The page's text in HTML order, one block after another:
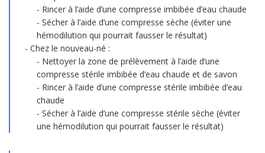
Rincer à l’aide d’une compresse imbibée d’eau chaude
Sécher à l’aide d’une compresse sèche (éviter une
hémodilution qui pourrait fausser le résultat)
Chez le nouveau-né :
Nettoyer la zone de prélèvement à l’aide d’une
compresse stérile imbibée d’eau chaude et de savon
Rincer à l’aide d’une compresse stérile imbibée d’eau
chaude
Sécher à l’aide d’une compresse stérile sèche (éviter
une hémodilution qui pourrait fausser le résultat)